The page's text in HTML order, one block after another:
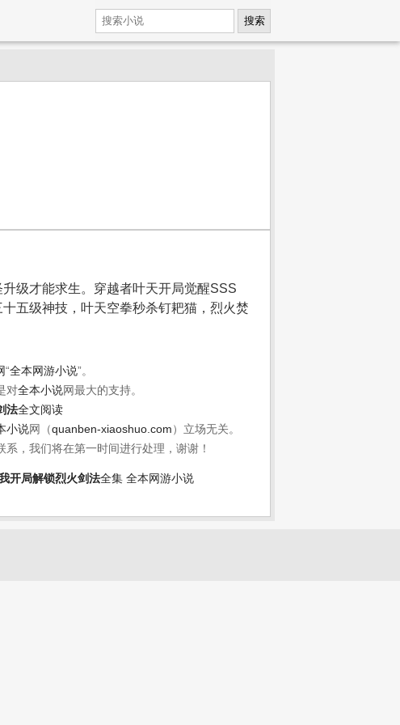
搜索
升级才能求生。穿越者叶天开局觉醒SSS
级神技，叶天空拳秒杀钉耙猫，烈火焚
“全本网游小说”。
对全本小说网最大的支持。
法全文阅读
小说网（quanben-xiaoshuo.com ）立场无关。
，我们将在第一时间进行处理，谢谢！
开局解锁烈火剑法全集 全本网游小说